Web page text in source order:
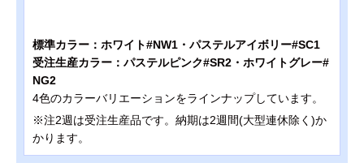
標準カラー：ホワイト#NW1・パステルアイボリー#SC1
受注生産カラー：パステルピンク#SR2・ホワイトグレー#
NG2
4色のカラーバリエーションをラインナップしています。
※注2週は受注生産品です。納期は2週間(大型連休除く)か
かります。